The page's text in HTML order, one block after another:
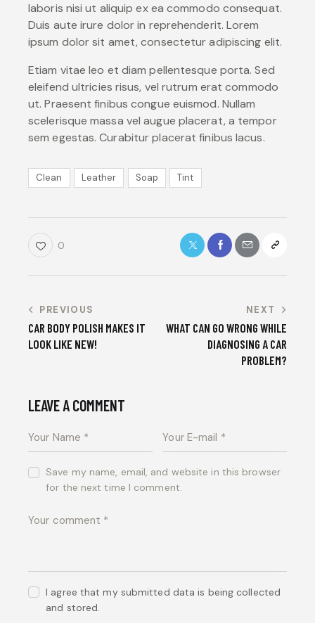
laboris nisi ut aliquip ex ea commodo consequat.
Duis aute irure dolor in reprehenderit. Lorem
ipsum dolor sit amet, consectetur adipiscing elit.
Etiam vitae leo et diam pellentesque porta. Sed
eleifend ultricies risus, vel rutrum erat commodo
ut. Praesent finibus congue euismod. Nullam
scelerisque massa vel augue placerat, a tempor
sem egestas. Curabitur placerat finibus lacus.
Clean Leather Soap Tint
0
PREVIOUS
CAR BODY POLISH MAKES IT
LOOK LIKE NEW!
NEXT
WHAT CAN GO WRONG WHILE
DIAGNOSING A CAR
PROBLEM?
LEAVE A COMMENT
Save my name, email, and website in this browser
for the next time I comment.
I agree that my submitted data is being collected
and stored.